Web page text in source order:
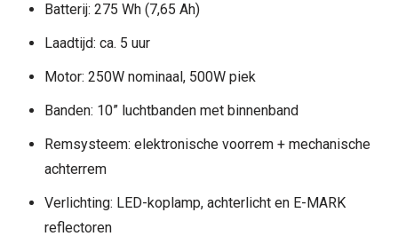
Batterij: 275 Wh (7,65 Ah)
Laadtijd: ca. 5 uur
Motor: 250W nominaal, 500W piek
Banden: 10” luchtbanden met binnenband
Remsysteem: elektronische voorrem + mechanische
achterrem
Verlichting: LED-koplamp, achterlicht en E-MARK
reflectoren